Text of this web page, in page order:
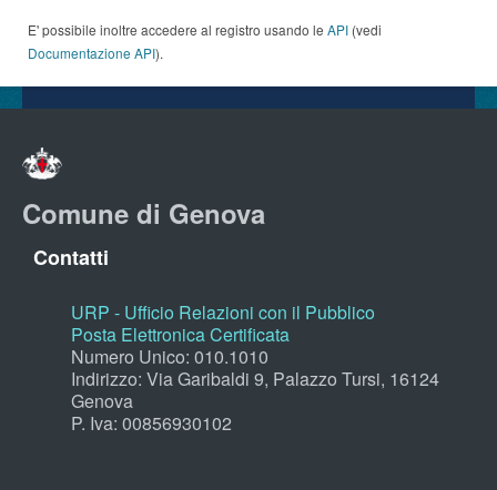
E' possibile inoltre accedere al registro usando le API (vedi
Documentazione API).
Comune di Genova
Contatti
URP - Ufficio Relazioni con il Pubblico
Posta Elettronica Certificata
Numero Unico: 010.1010
Indirizzo: Via Garibaldi 9, Palazzo Tursi, 16124
Genova
P. Iva: 00856930102